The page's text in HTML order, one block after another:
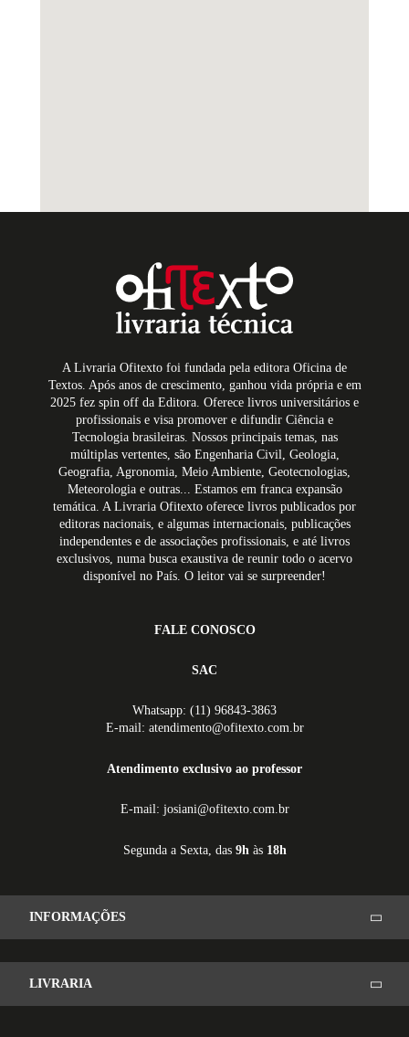
A Livraria Ofitexto foi fundada pela editora Oficina de
Textos. Após anos de crescimento, ganhou vida própria e em
2025 fez spin off da Editora. Oferece livros universitários e
profissionais e visa promover e difundir Ciência e
Tecnologia brasileiras. Nossos principais temas, nas
múltiplas vertentes, são Engenharia Civil, Geologia,
Geografia, Agronomia, Meio Ambiente, Geotecnologias,
Meteorologia e outras... Estamos em franca expansão
temática. A Livraria Ofitexto oferece livros publicados por
editoras nacionais, e algumas internacionais, publicações
independentes e de associações profissionais, e até livros
exclusivos, numa busca exaustiva de reunir todo o acervo
disponível no País. O leitor vai se surpreender!
FALE CONOSCO
SAC
Whatsapp: (11) 96843-3863
E-mail: atendimento@ofitexto.com.br
Atendimento exclusivo ao professor
E-mail: josiani@ofitexto.com.br
Segunda a Sexta, das 9hàs 18h
INFORMAÇÕES
LIVRARIA